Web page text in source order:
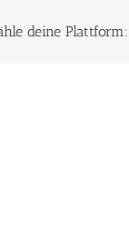
deine Plattform: